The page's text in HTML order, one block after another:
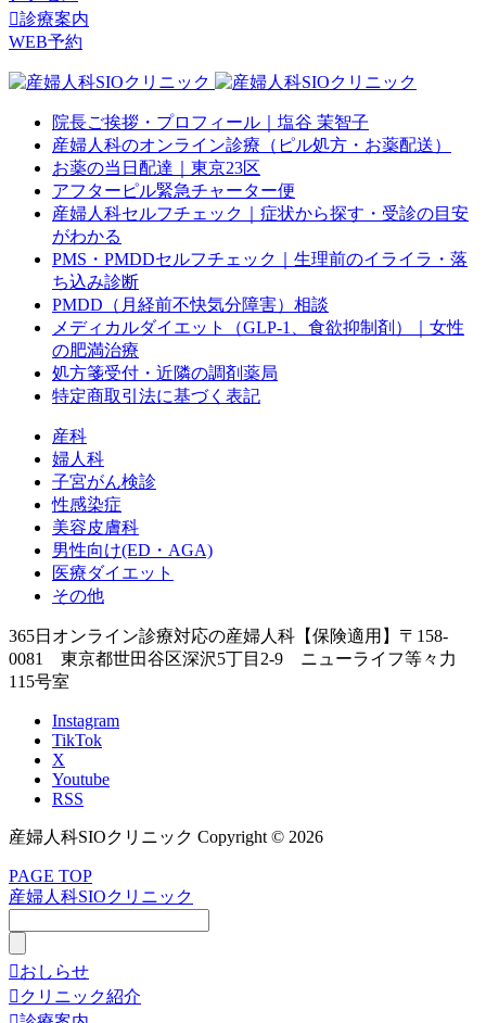
診療案内
WEB予約
院長ご挨拶・プロフィール｜塩谷 茉智子
産婦人科のオンライン診療（ピル処方・お薬配送）
お薬の当日配達｜東京23区
アフターピル緊急チャーター便
産婦人科セルフチェック｜症状から探す・受診の目安
がわかる
PMS・PMDDセルフチェック｜生理前のイライラ・落
ち込み診断
PMDD（月経前不快気分障害）相談
メディカルダイエット（GLP-1、食欲抑制剤）｜女性
の肥満治療
処方箋受付・近隣の調剤薬局
特定商取引法に基づく表記
産科
婦人科
子宮がん検診
性感染症
美容皮膚科
男性向け(ED・AGA)
医療ダイエット
その他
365日オンライン診療対応の産婦人科【保険適用】 〒158-
0081 東京都世田谷区深沢5丁目2-9 ニューライフ等々力
115号室
Instagram
TikTok
X
Youtube
RSS
産婦人科SIOクリニック Copyright © 2026
PAGE TOP
産婦人科SIOクリニック
おしらせ
 クリニック紹介